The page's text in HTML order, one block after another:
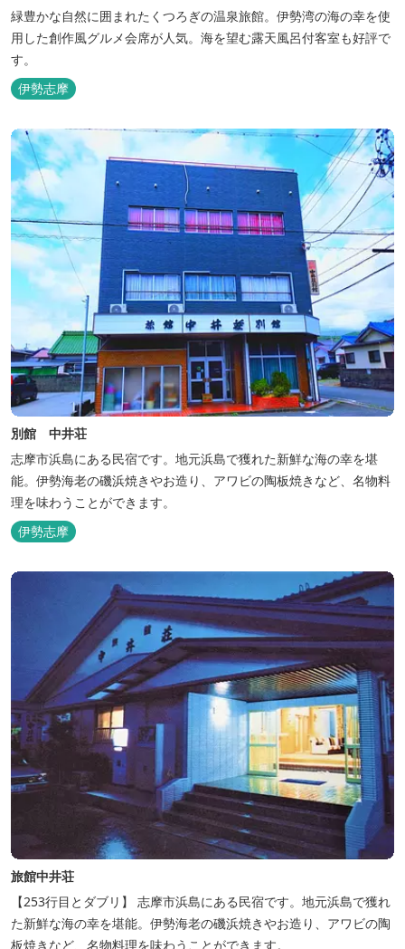
緑豊かな自然に囲まれたくつろぎの温泉旅館。伊勢湾の海の幸を使
用した創作風グルメ会席が人気。海を望む露天風呂付客室も好評で
す。
伊勢志摩
別館 中井荘
志摩市浜島にある民宿です。地元浜島で獲れた新鮮な海の幸を堪
能。伊勢海老の磯浜焼きやお造り、アワビの陶板焼きなど、名物料
理を味わうことができます。
伊勢志摩
旅館中井荘
【253行目とダブリ】 志摩市浜島にある民宿です。地元浜島で獲れ
た新鮮な海の幸を堪能。伊勢海老の磯浜焼きやお造り、アワビの陶
板焼きなど、名物料理を味わうことができます。